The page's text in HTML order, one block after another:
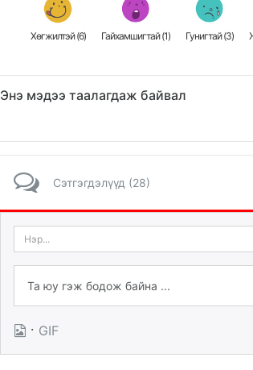
Хөгжилтэй (6) Гайхамшигтай (1) Гунигтай (3)
Энэ мэдээ таалагдаж байвал
Сэтгэгдэлүүд (28)
· GIF